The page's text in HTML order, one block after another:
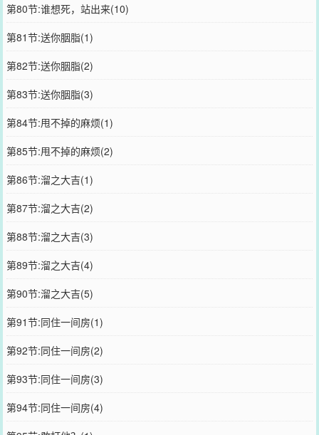
第80节:谁想死，站出来(10)
第81节:送你胭脂(1)
第82节:送你胭脂(2)
第83节:送你胭脂(3)
第84节:甩不掉的麻烦(1)
第85节:甩不掉的麻烦(2)
第86节:溜之大吉(1)
第87节:溜之大吉(2)
第88节:溜之大吉(3)
第89节:溜之大吉(4)
第90节:溜之大吉(5)
第91节:同住一间房(1)
第92节:同住一间房(2)
第93节:同住一间房(3)
第94节:同住一间房(4)